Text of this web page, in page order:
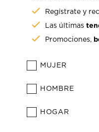
Regístrate y
Las últimas
Promociones,
MUJER
HOMBRE
HOGAR